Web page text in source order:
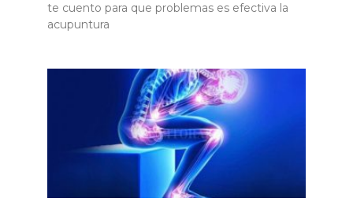
te cuento para que problemas es efectiva la
acupuntura